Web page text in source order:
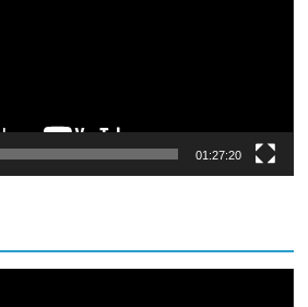
01:27:20